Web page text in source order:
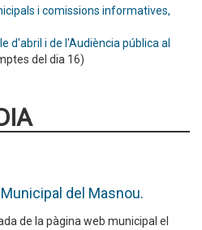
i comissions informatives,
d'abril i de l'Audiència pública al
del dia 16)
del Masnou.
de la pàgina web municipal el